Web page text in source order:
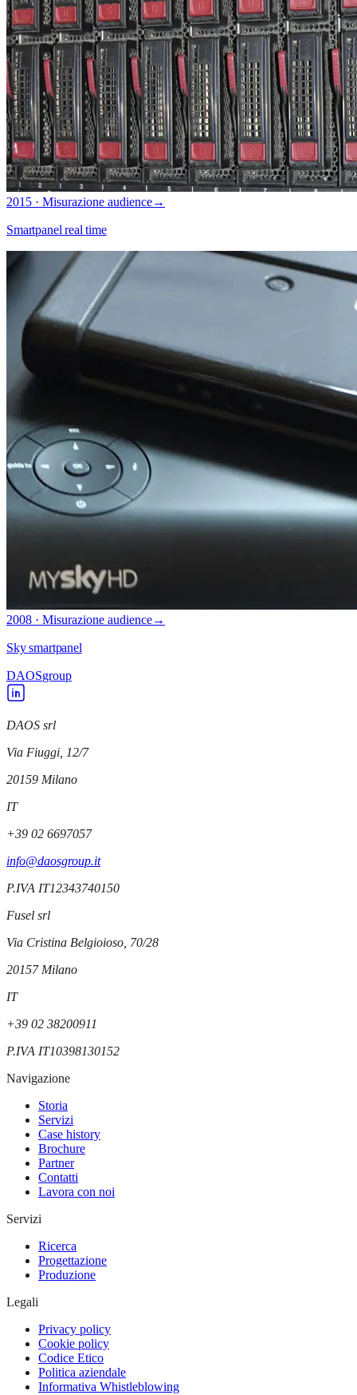
2015 · Misurazione audience→
Smartpanel real time
2008 · Misurazione audience→
Sky smartpanel
DAOSgroup
DAOS srl
Via Fiuggi, 12/7
20159 Milano
IT
+39 02 6697057
info@daosgroup.it
P.IVA IT12343740150
Fusel srl
Via Cristina Belgioioso, 70/28
20157 Milano
IT
+39 02 38200911
P.IVA IT10398130152
Navigazione
Storia
Servizi
Case history
Brochure
Partner
Contatti
Lavora con noi
Servizi
Ricerca
Progettazione
Produzione
Legali
Privacy policy
Cookie policy
Codice Etico
Politica aziendale
Informativa Whistleblowing